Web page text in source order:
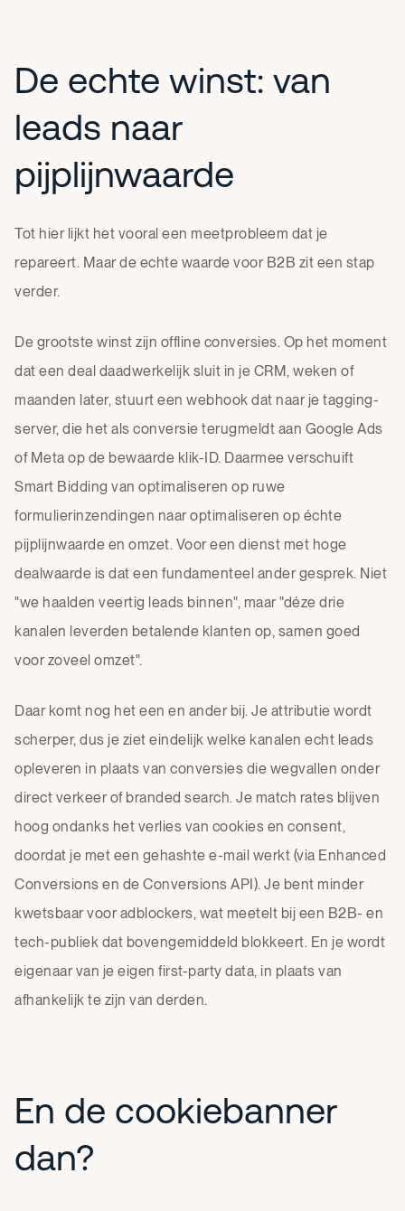
De echte winst: van
leads naar
pijplijnwaarde
Tot hier lijkt het vooral een meetprobleem dat je
repareert. Maar de echte waarde voor B2B zit een stap
verder.
De grootste winst zijn offline conversies. Op het moment
dat een deal daadwerkelijk sluit in je CRM, weken of
maanden later, stuurt een webhook dat naar je tagging-
server, die het als conversie terugmeldt aan Google Ads
of Meta op de bewaarde klik-ID. Daarmee verschuift
Smart Bidding van optimaliseren op ruwe
formulierinzendingen naar optimaliseren op échte
pijplijnwaarde en omzet. Voor een dienst met hoge
dealwaarde is dat een fundamenteel ander gesprek. Niet
"we haalden veertig leads binnen", maar "déze drie
kanalen leverden betalende klanten op, samen goed
voor zoveel omzet".
Daar komt nog het een en ander bij. Je attributie wordt
scherper, dus je ziet eindelijk welke kanalen echt leads
opleveren in plaats van conversies die wegvallen onder
direct verkeer of branded search. Je match rates blijven
hoog ondanks het verlies van cookies en consent,
doordat je met een gehashte e-mail werkt (via Enhanced
Conversions en de Conversions API). Je bent minder
kwetsbaar voor adblockers, wat meetelt bij een B2B- en
tech-publiek dat bovengemiddeld blokkeert. En je wordt
eigenaar van je eigen first-party data, in plaats van
afhankelijk te zijn van derden.
En de cookiebanner
dan?